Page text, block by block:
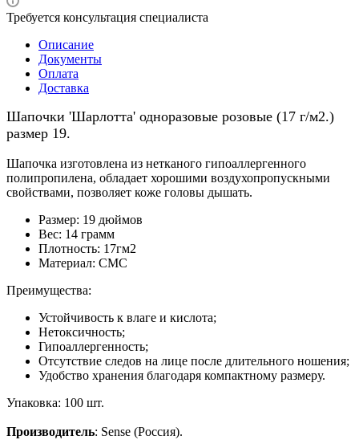
Требуется консультация специалиста
Описание
Документы
Оплата
Доставка
Шапочки 'Шарлотта' одноразовые розовые (17 г/м2.)
размер 19.
Шапочка изготовлена из нетканого гипоаллергенного
полипропилена, обладает хорошими воздухопропускными
свойствами, позволяет коже головы дышать.
Размер: 19 дюймов
Вес: 14 грамм
Плотность: 17гм2
Материал: СМС
Преимущества:
Устойчивость к влаге и кислота;
Нетоксичность;
Гипоаллергенность;
Отсутствие следов на лице после длительного ношения;
Удобство хранения благодаря компактному размеру.
Упаковка: 100 шт.
Производитель: Sense (Россия).